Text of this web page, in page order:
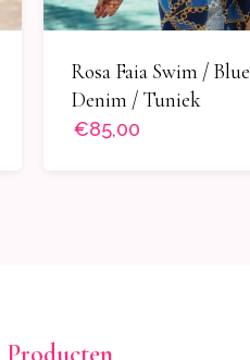
Rosa Faia Swim / Blue
Denim / Tuniek
€85,00